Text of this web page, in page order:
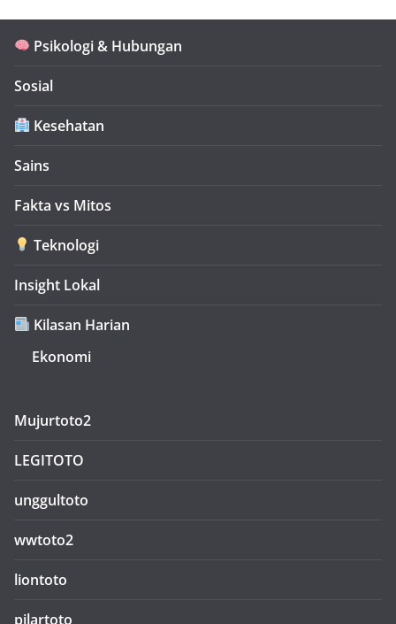
Psikologi & Hubungan
Sosial
Kesehatan
Sains
Fakta vs Mitos
Teknologi
Insight Lokal
Kilasan Harian
Ekonomi
Mujurtoto2
LEGITOTO
unggultoto
wwtoto2
liontoto
pilartoto